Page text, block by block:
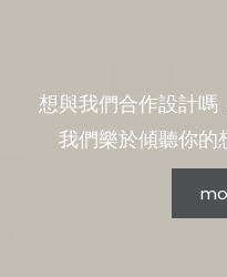
想與我們合作設計
我們樂於傾聽你的